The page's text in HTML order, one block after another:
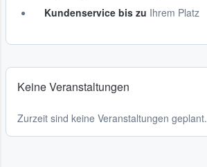
Kundenservice bis zu Ihrem Platz
Keine Veranstaltungen
Zurzeit sind keine Veranstaltungen geplant.